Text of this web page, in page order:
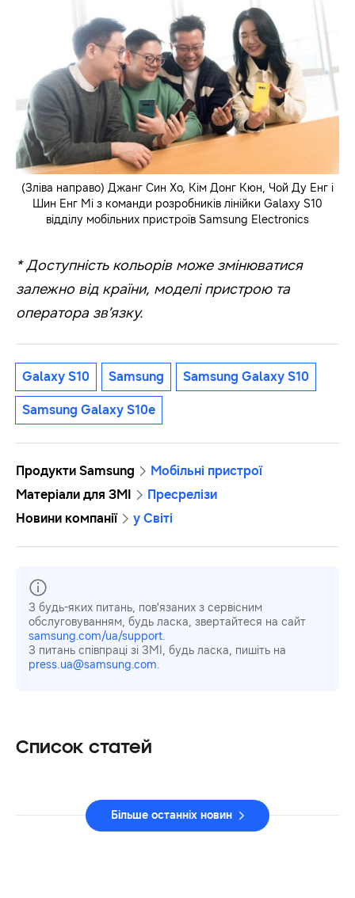
(Зліва направо) Джанг Син Хо, Кім Донг Кюн, Чой Ду Енг і
Шин Енг Мі з команди розробників лінійки Galaxy S10
відділу мобільних пристроїв Samsung Electronics
* Доступність кольорів може змінюватися
залежно від країни, моделі пристрою та
оператора зв’язку.
Galaxy S10 Samsung Samsung Galaxy S10
Samsung Galaxy S10e
Продукти Samsung
Мобільні пристрої
Матеріали для ЗМІ
Пресрелізи
Новини компанії
у Світі
З будь-яких питань, пов'язаних з сервісним
обслуговуванням, будь ласка, звертайтеся на сайт
samsung.com/ua/support.
З питань співпраці зі ЗМІ, будь ласка, пишіть на
press.ua@samsung.com.
Список статей
Більше останніх новин